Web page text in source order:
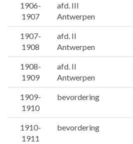
1906-
1907
afd. III
Antwerpen
1907-
1908
afd. II
Antwerpen
1908-
1909
afd. II
Antwerpen
1909-
1910
bevordering
1910-
1911
bevordering